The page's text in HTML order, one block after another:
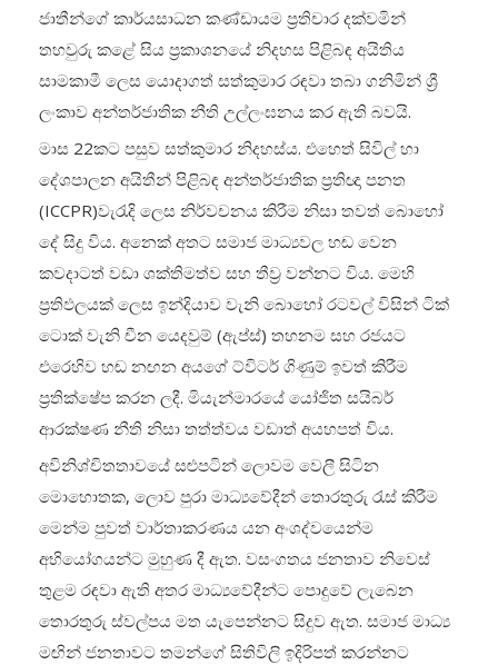
ජාතීන්ගේ කාර්යසාධන කණ්ඩායම ප්‍රතිචාර දක්වමින්
තහවුරු කළේ සිය ප්‍රකාශනයේ නිදහස පිළිබඳ අයිතිය
සාමකාමී ලෙස යොදාගත් සත්කුමාර රඳවා තබා ගනිමින් ශ්‍රී
ලංකාව අන්තර්ජාතික නීති උල්ලංඝනය කර ඇති බවයි.
මාස 22කට පසුව සත්කුමාර නිදහස්ය. එහෙත් සිවිල් හා
දේශපාලන අයිතීන් පිළිබඳ අන්තර්ජාතික ප්‍රතිඥා පනත
(ICCPR)වැරැදි ලෙස නිර්වචනය කිරීම නිසා තවත් බොහෝ
දේ සිදු විය. අනෙක් අතට සමාජ මාධ්‍යවල හඬ වෙන
කවදාටත් වඩා ශක්තිමත්ව සහ තීව්‍ර වන්නට විය. මෙහි
ප්‍රතිඵලයක් ලෙස ඉන්දියාව වැනි බොහෝ රටවල් විසින් ටික්
ටොක් වැනි චීන යෙදවුම් (ඇප්ස්) තහනම සහ රජයට
එරෙහිව හඬ නඟන අයගේ ට්විටර් ගිණුම් ඉවත් කිරීම
ප්‍රතික්ෂේප කරන ලදී. මියැන්මාරයේ යෝජිත සයිබර්
ආරක්ෂණ නීති නිසා තත්ත්වය වඩාත් අයහපත් විය.
අවිනිශ්චිතතාවයේ සළුපටින් ලොවම වෙලී සිටින
මොහොතක, ලොව පුරා මාධ්‍යවේදීන් තොරතුරු රැස් කිරීම
මෙන්ම පුවත් වාර්තාකරණය යන අංශද්වයෙන්ම
අභියෝගයන්ට මුහුණ දී ඇත. වසංගතය ජනතාව නිවෙස්
තුළම රඳවා ඇති අතර මාධ්‍යවේදීන්ට පොදුවේ ලැබෙන
තොරතුරු ස්වල්පය මත යැපෙන්නට සිදුව ඇත. සමාජ මාධ්‍ය
මඟින් ජනතාවට තමන්ගේ සිතිවිලි ඉදිරිපත් කරන්නට